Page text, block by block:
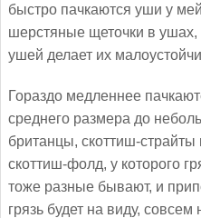
быстро пачкаются уши у
шерстяные щеточки в
ушей делает их
Гораздо медленнее
среднего размера до
британцы, скоттиш-
скоттиш-фолд, у которого
тоже разные бывают, и
грязь будет на виду,